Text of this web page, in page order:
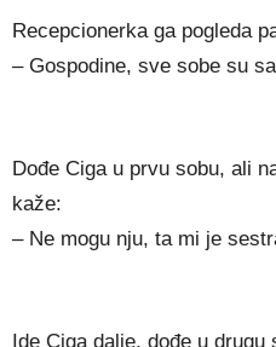
Recepcionerka ga pogleda
– Gospodine, sve sobe su
Dođe Ciga u prvu sobu, ali
kaže:
– Ne mogu nju, ta mi je
Ide Ciga dalje, dođe u